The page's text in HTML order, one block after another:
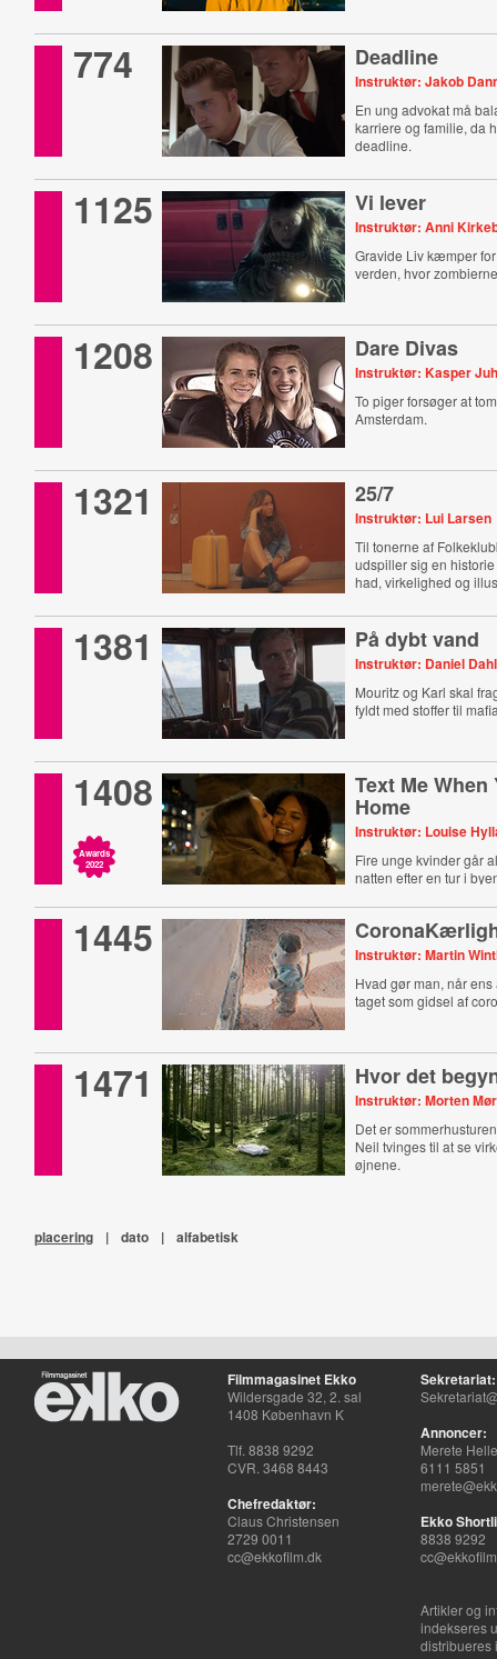
774 Deadline
Instruktør: Jakob
En ung advokat må
karriere og familie, da
deadline.
1125 Vi lever
Instruktør: Anni
Gravide Liv kæmper
verden, hvor
1208 Dare Divas
Instruktør: Kasper
To piger forsøger at
Amsterdam.
1321 25/7
Instruktør: Lui Larsen
Til tonerne af
udspiller sig en
had, virkelighed og
1381 På dybt vand
Instruktør: Daniel Dahl
Mouritz og Karl skal
fyldt med stoffer til
1408
Awards
2022
Text Me When
Home
Instruktør: Louise
Fire unge kvinder går
natten efter en tur i
1445 Instruktør: Martin
Hvad gør man, når
taget som gidsel af
1471 Hvor det
Instruktør: Morten
Det er
Neil tvinges til at se
øjnene.
placering | dato | alfabetisk
Filmmagasinet Ekko
Wildersgade 32, 2. sal
1408 København K
Tlf. 8838 9292
CVR. 3468 8443
Chefredaktør:
Claus Christensen
2729 0011
cc@ekkofilm.dk
Sekretariat:
Annoncer:
Merete
6111 5851
Ekko
8838 9292
Artikler og
indekseres
distribueres